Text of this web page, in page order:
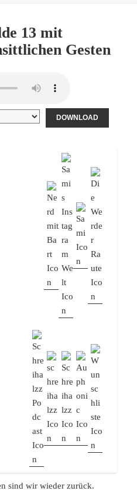
13 mit
Gesten
DOWNLOAD
sind wir wieder zurück.